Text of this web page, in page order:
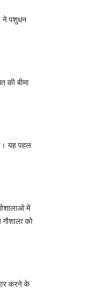
ने पशुधन
की बीमा
यह पहल
में
को
करने के